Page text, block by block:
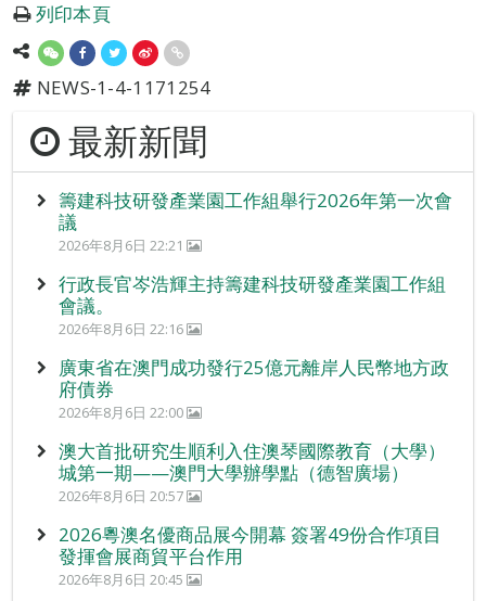
列印本頁
NEWS-1-4-1171254
最新新聞
籌建科技研發產業園工作組舉行2026年第一次會
議
2026年8月6日 22:21
行政長官岑浩輝主持籌建科技研發產業園工作組
會議。
2026年8月6日 22:16
廣東省在澳門成功發行25億元離岸人民幣地方政
府債券
2026年8月6日 22:00
澳大首批研究生順利入住澳琴國際教育（大學）
城第一期——澳門大學辦學點（德智廣場）
2026年8月6日 20:57
2026粵澳名優商品展今開幕 簽署49份合作項目
發揮會展商貿平台作用
2026年8月6日 20:45